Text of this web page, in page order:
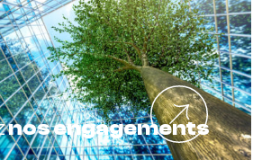
nos engagements